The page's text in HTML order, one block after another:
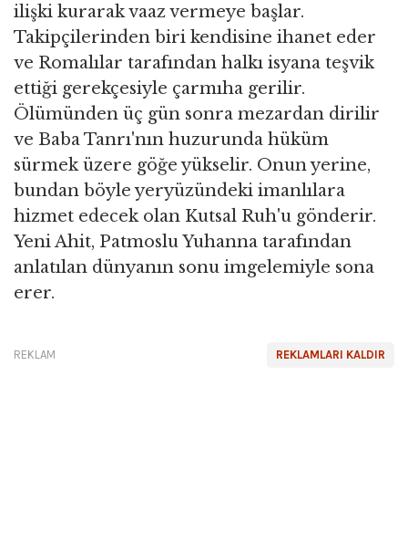
ilişki kurarak vaaz vermeye başlar.
Takipçilerinden biri kendisine ihanet eder
ve Romalılar tarafından halkı isyana teşvik
ettiği gerekçesiyle çarmıha gerilir.
Ölümünden üç gün sonra mezardan dirilir
ve Baba Tanrı'nın huzurunda hüküm
sürmek üzere göğe yükselir. Onun yerine,
bundan böyle yeryüzündeki imanlılara
hizmet edecek olan Kutsal Ruh'u gönderir.
Yeni Ahit, Patmoslu Yuhanna tarafından
anlatılan dünyanın sonu imgelemiyle sona
erer.
REKLAMLARI KALDIR
REKLAM